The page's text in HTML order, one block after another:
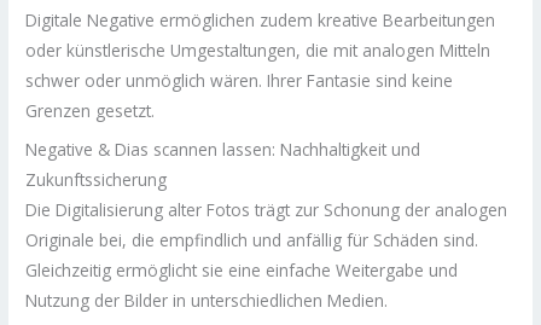
Digitale Negative ermöglichen zudem kreative Bearbeitungen
oder künstlerische Umgestaltungen, die mit analogen Mitteln
schwer oder unmöglich wären. Ihrer Fantasie sind keine
Grenzen gesetzt.
Negative & Dias scannen lassen: Nachhaltigkeit und
Zukunftssicherung
Die Digitalisierung alter Fotos trägt zur Schonung der analogen
Originale bei, die empfindlich und anfällig für Schäden sind.
Gleichzeitig ermöglicht sie eine einfache Weitergabe und
Nutzung der Bilder in unterschiedlichen Medien.